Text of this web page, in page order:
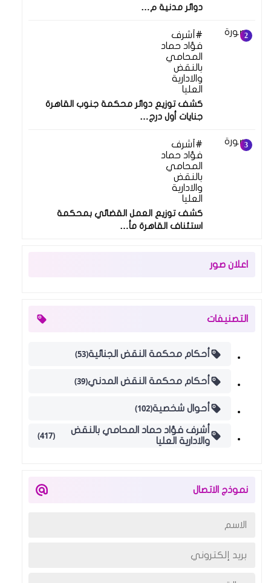
دوائر مدنية م…
أشرف
فؤاد حماد
المحامي
بالنقض
والادارية
العليا
كشف توزيع دوائر محكمة جنوب القاهرة
جنايات أول درج…
أشرف
فؤاد حماد
المحامي
بالنقض
والادارية
العليا
كشف توزيع العمل القضائي بمحكمة
استئناف القاهرة مأ…
اعلان صور
التصنيفات
أحكام محكمة النقض الجنائية(53)
أحكام محكمة النقض المدني(39)
أحوال شخصية(102)
أشرف فؤاد حماد المحامي بالنقض
والادارية العليا
(417)
نموذج الاتصال